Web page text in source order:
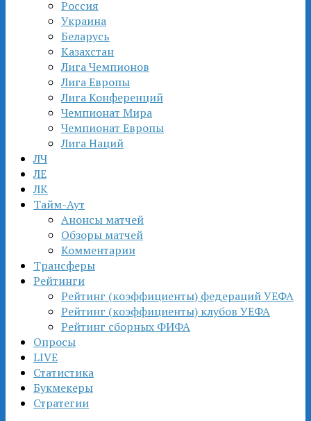
Россия
Украина
Беларусь
Казахстан
Лига Чемпионов
Лига Европы
Лига Конференций
Чемпионат Мира
Чемпионат Европы
Лига Наций
ЛЧ
ЛЕ
ЛК
Тайм-Аут
Анонсы матчей
Обзоры матчей
Комментарии
Трансферы
Рейтинги
Рейтинг (коэффициенты) федераций УЕФА
Рейтинг (коэффициенты) клубов УЕФА
Рейтинг сборных ФИФА
Опросы
LIVE
Статистика
Букмекеры
Стратегии